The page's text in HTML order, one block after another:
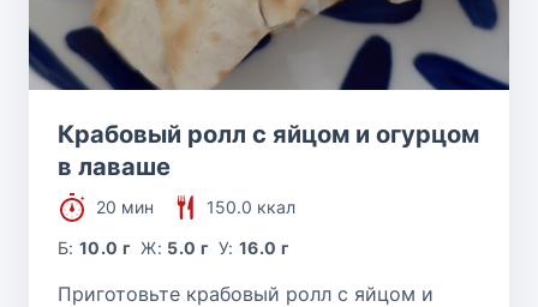
Крабовый ролл с яйцом и огурцом
в лаваше
20 мин
150.0 ккал
Б:10.0 г Ж: 5.0 г У:16.0 г
Приготовьте крабовый ролл с яйцом и